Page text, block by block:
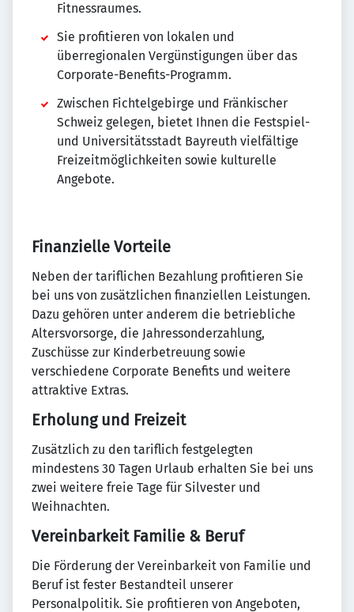
Fitnessraumes.
Sie profitieren von lokalen und
überregionalen Vergünstigungen über das
Corporate-Benefits-Programm.
Zwischen Fichtelgebirge und Fränkischer
Schweiz gelegen, bietet Ihnen die Festspiel-
und Universitätsstadt Bayreuth vielfältige
Freizeitmöglichkeiten sowie kulturelle
Angebote.
Finanzielle Vorteile
Neben der tariflichen Bezahlung profitieren Sie
bei uns von zusätzlichen finanziellen Leistungen.
Dazu gehören unter anderem die betriebliche
Altersvorsorge, die Jahressonderzahlung,
Zuschüsse zur Kinderbetreuung sowie
verschiedene Corporate Benefits und weitere
attraktive Extras.
Erholung und Freizeit
Zusätzlich zu den tariflich festgelegten
mindestens 30 Tagen Urlaub erhalten Sie bei uns
zwei weitere freie Tage für Silvester und
Weihnachten.
Vereinbarkeit Familie & Beruf
Die Förderung der Vereinbarkeit von Familie und
Beruf ist fester Bestandteil unserer
Personalpolitik. Sie profitieren von Angeboten,